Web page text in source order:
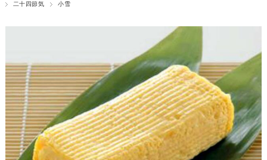
二十四節気 小雪